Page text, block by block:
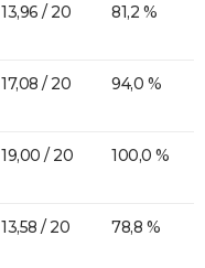
13,96 / 20 81,2 %
17,08 / 20 94,0 %
19,00 / 20 100,0 %
13,58 / 20 78,8 %